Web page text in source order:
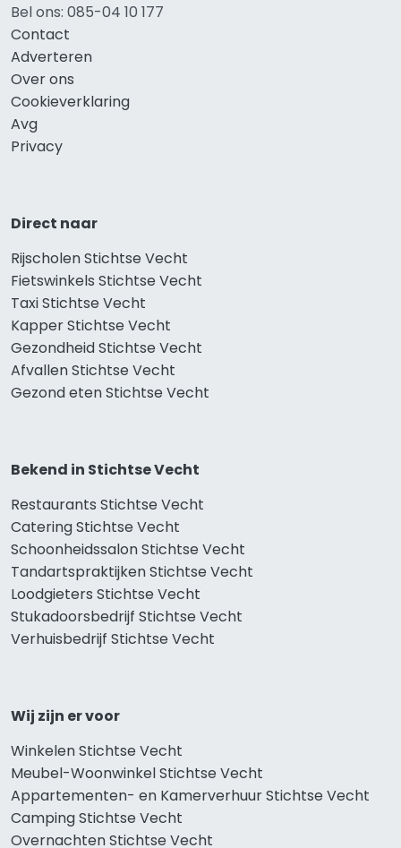
Bel ons: 085-04 10 177
Contact
Adverteren
Over ons
Cookieverklaring
Avg
Privacy
Direct naar
Rijscholen Stichtse Vecht
Fietswinkels Stichtse Vecht
Taxi Stichtse Vecht
Kapper Stichtse Vecht
Gezondheid Stichtse Vecht
Afvallen Stichtse Vecht
Gezond eten Stichtse Vecht
Bekend in Stichtse Vecht
Restaurants Stichtse Vecht
Catering Stichtse Vecht
Schoonheidssalon Stichtse Vecht
Tandartspraktijken Stichtse Vecht
Loodgieters Stichtse Vecht
Stukadoorsbedrijf Stichtse Vecht
Verhuisbedrijf Stichtse Vecht
Wij zijn er voor
Winkelen Stichtse Vecht
Meubel-Woonwinkel Stichtse Vecht
Appartementen- en Kamerverhuur Stichtse Vecht
Camping Stichtse Vecht
Overnachten Stichtse Vecht